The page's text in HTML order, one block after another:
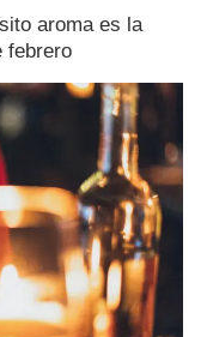
aroma es la
febrero